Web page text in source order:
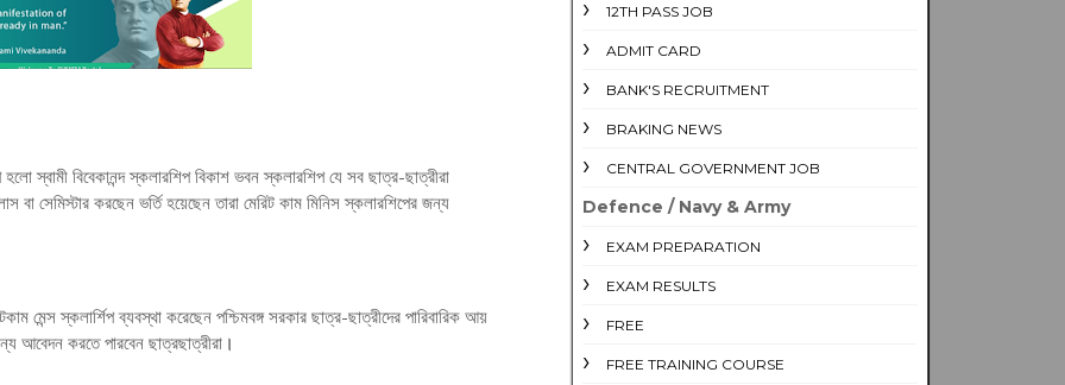
স্বামী বিবেকানন্দ স্কলারশিপ বিকাশ ভবন স্কলারশিপ যে সব ছাত্র-ছাত্রীরা
বা সেমিস্টার করছেন ভর্তি হয়েছেন তারা মেরিট কাম মিনিস স্কলারশিপের জন্য
মেন্স স্কলার্শিপ ব্যবস্থা করেছেন পশ্চিমবঙ্গ সরকার ছাত্র-ছাত্রীদের পারিবারিক আয়
আবেদন করতে পারবেন ছাত্রছাত্রীরা।
12TH PASS JOB
ADMIT CARD
BANK'S RECRUITMENT
BRAKING NEWS
CENTRAL GOVERNMENT JOB
Defence / Navy & Army
EXAM PREPARATION
EXAM RESULTS
FREE
FREE TRAINING COURSE